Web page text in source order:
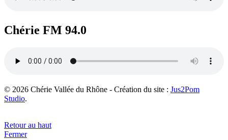
Chérie FM 94.0
© 2026 Chérie Vallée du Rhône - Création du site : Jus2Pom
Studio.
Retour au haut
Fermer